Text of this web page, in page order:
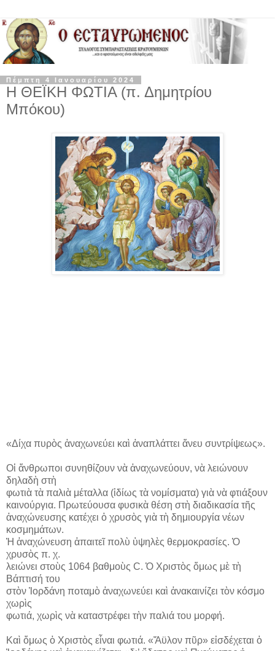
Πέμπτη 4 Ιανουαρίου 2024
Η ΘΕΪΚΗ ΦΩΤΙΑ (π. Δημητρίου
Μπόκου)
«Δίχα πυρὸς ἀναχωνεύει καὶ ἀναπλάττει ἄνευ συντρίψεως».
Οἱ ἄνθρωποι συνηθίζουν νὰ ἀναχωνεύουν, νὰ λειώνουν
δηλαδὴ στὴ
φωτιὰ τὰ παλιὰ μέταλλα (ἰδίως τὰ νομίσματα) γιὰ νὰ φτιάξουν
καινούργια. Πρωτεύουσα φυσικὰ θέση στὴ διαδικασία τῆς
ἀναχώνευσης κατέχει ὁ χρυσὸς γιὰ τὴ δημιουργία νέων
κοσμημάτων.
Ἡ ἀναχώνευση ἀπαιτεῖ πολὺ ὑψηλὲς θερμοκρασίες. Ὁ
χρυσὸς π. χ.
λειώνει στοὺς 1064 βαθμοὺς C. Ὁ Χριστὸς ὅμως μὲ τὴ
Βάπτισή του
στὸν Ἰορδάνη ποταμὸ ἀναχωνεύει καὶ ἀνακαινίζει τὸν κόσμο
χωρὶς
φωτιά, χωρὶς νὰ καταστρέφει τὴν παλιά του μορφή.
Καὶ ὅμως ὁ Χριστὸς εἶναι φωτιά. «Ἄϋλον πῦρ» εἰσδέχεται ὁ